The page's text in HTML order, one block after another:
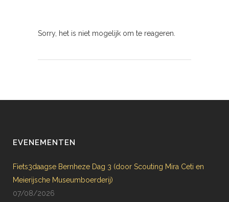
Sorry, het is niet mogelijk om te reageren.
EVENEMENTEN
Fiets3daagse Bernheze Dag 3 (door Scouting Mira Ceti en
Meierijsche Museumboerderij)
07/08/2026